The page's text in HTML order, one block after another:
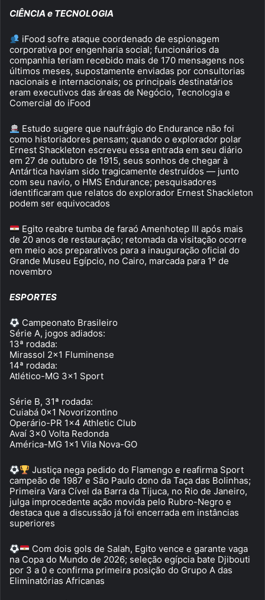
CIÊNCIA e TECNOLOGIA
iFood sofre ataque coordenado de espionagem
corporativa por engenharia social; funcionários da
companhia teriam recebido mais de 170 mensagens nos
últimos meses, supostamente enviadas por consultorias
nacionais e internacionais; os principais destinatários
eram executivos das áreas de Negócio, Tecnologia e
Comercial do iFood
Estudo sugere que naufrágio do Endurance não foi
como historiadores pensam; quando o explorador polar
Ernest Shackleton escreveu essa entrada em seu diário
em 27 de outubro de 1915, seus sonhos de chegar à
Antártica haviam sido tragicamente destruídos — junto
com seu navio, o HMS Endurance; pesquisadores
identificaram que relatos do explorador Ernest Shackleton
podem ser equivocados
Egito reabre tumba de faraó Amenhotep III após mais
de 20 anos de restauração; retomada da visitação ocorre
em meio aos preparativos para a inauguração oficial do
Grande Museu Egípcio, no Cairo, marcada para 1º de
novembro
ESPORTES
Campeonato Brasileiro
Série A, jogos adiados:
13ª rodada:
Mirassol 2×1 Fluminense
14ª rodada:
Atlético-MG 3×1 Sport
Série B, 31ª rodada:
Cuiabá 0x1 Novorizontino
Operário-PR 1×4 Athletic Club
Avaí 3×0 Volta Redonda
América-MG 1×1 Vila Nova-GO
Justiça nega pedido do Flamengo e reafirma Sport
campeão de 1987 e São Paulo dono da Taça das Bolinhas;
Primeira Vara Cível da Barra da Tijuca, no Rio de Janeiro,
julga improcedente ação movida pelo Rubro-Negro e
destaca que a discussão já foi encerrada em instâncias
superiores
Com dois gols de Salah, Egito vence e garante vaga
na Copa do Mundo de 2026; seleção egípcia bate Djibouti
por 3 a 0 e confirma primeira posição do Grupo A das
Eliminatórias Africanas